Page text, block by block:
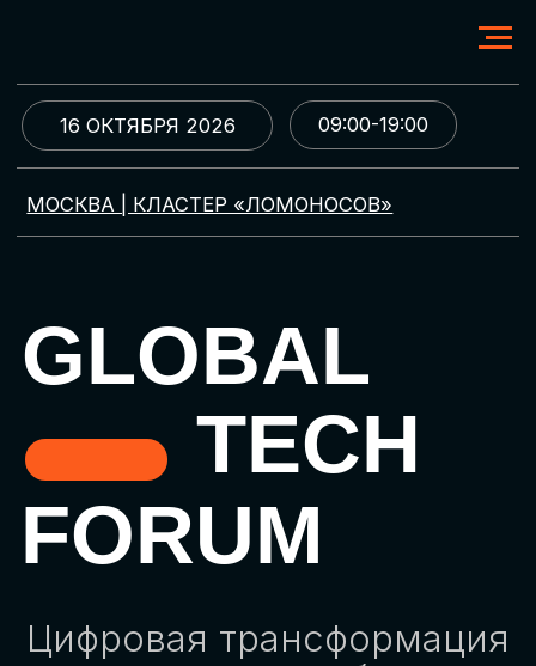
МОСКВА | КЛАСТЕР «ЛОМОНОСОВ»
GLOBAL
TECH
FORUM
Цифровая трансформация
и автоматизация бизнеса
ЗАРЕГИСТРИРОВАТЬСЯ
09:00-19:00
16 ОКТЯБРЯ 2026